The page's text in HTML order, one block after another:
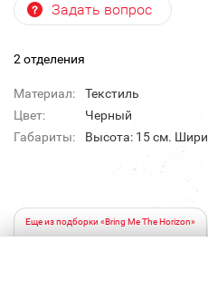
Задать вопрос
2 отделения
Материал:
Текстиль
Цвет:
Черный
Габариты:
Высота: 15 см.
Еще из подборки «Bring Me The Horizon»